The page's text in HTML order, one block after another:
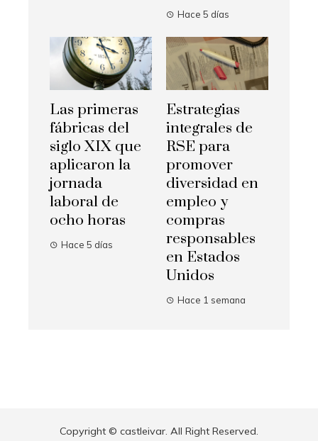
Hace 5 días
Las primeras
fábricas del
siglo XIX que
aplicaron la
jornada
laboral de
ocho horas
Hace 5 días
Estrategias
integrales de
RSE para
promover
diversidad en
empleo y
compras
responsables
en Estados
Unidos
Hace 1 semana
Copyright © castleivar. All Right Reserved.